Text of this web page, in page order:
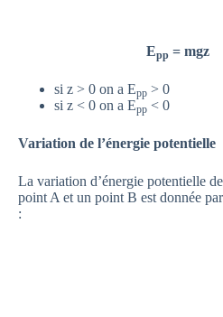
Epp = mgz
si z > 0 on a Epp > 0
si z < 0 on a Epp < 0
Variation de l’énergie potentielle
La variation d’énergie potentielle
point A et un point B est donnée
: